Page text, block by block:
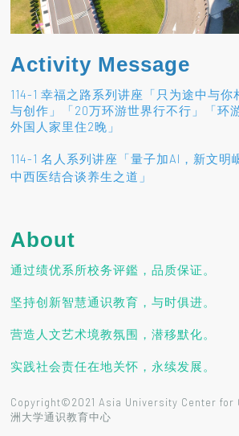
Activity Message
114-1 幸福之路系列讲座「只为途中与
与创作」「20万环游世界行不行」「环
外国人家里住2晚」
114-1 名人系列讲座「量子加AI，新文明
中西医结合谈养生之道 」
About
通过绩优系所校务评鑑，品质保证。
坚持创新智慧通识教育，与时俱进。
营造人文艺术境教氛围，潜移默化。
实践社会责任在地关怀，永续发展。
Copyright©2021 Asia University Center for
洲大学通识教育中心